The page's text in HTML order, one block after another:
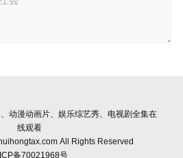
动漫动画片、娱乐综艺秀、电视剧全集在
线观看
All Rights Reserved
备70021968号